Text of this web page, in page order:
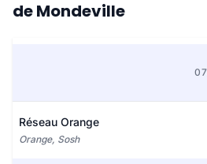
de Mondeville
Réseau Orange
Orange, Sosh